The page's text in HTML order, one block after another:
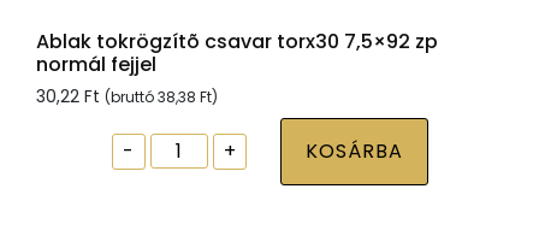
Ablak tokrögzítõ csavar torx30 7,5×92 zp
normál fejjel
30,22 Ft (bruttó38,38 Ft)
-
Ablak
tokrögzítõ
+ KOSÁRBA